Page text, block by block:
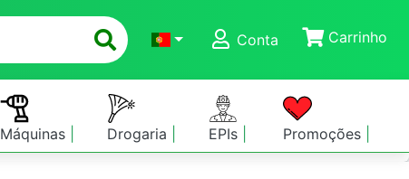
Conta
Carrinho
Máquinas Drogaria EPIs Promoções